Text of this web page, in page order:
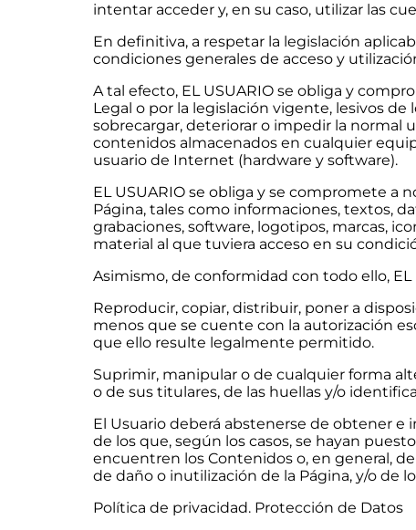
intentar acceder y, en su caso, utilizar las
En definitiva, a respetar la legislación
condiciones generales de acceso y
A tal efecto, EL USUARIO se obliga y
Legal o por la legislación vigente, lesivos
sobrecargar, deteriorar o impedir la normal
contenidos almacenados en cualquier
usuario de Internet (hardware y software).
EL USUARIO se obliga y se compromete a
Página, tales como informaciones, textos,
grabaciones, software, logotipos, marcas,
material al que tuviera acceso en su
Asimismo, de conformidad con todo ello, EL
Reproducir, copiar, distribuir, poner a
menos que se cuente con la autorización
que ello resulte legalmente permitido.
Suprimir, manipular o de cualquier forma
o de sus titulares, de las huellas y/o
El Usuario deberá abstenerse de obtener
de los que, según los casos, se hayan
encuentren los Contenidos o, en general,
de daño o inutilización de la Página, y/o de
Política de privacidad. Protección de Datos